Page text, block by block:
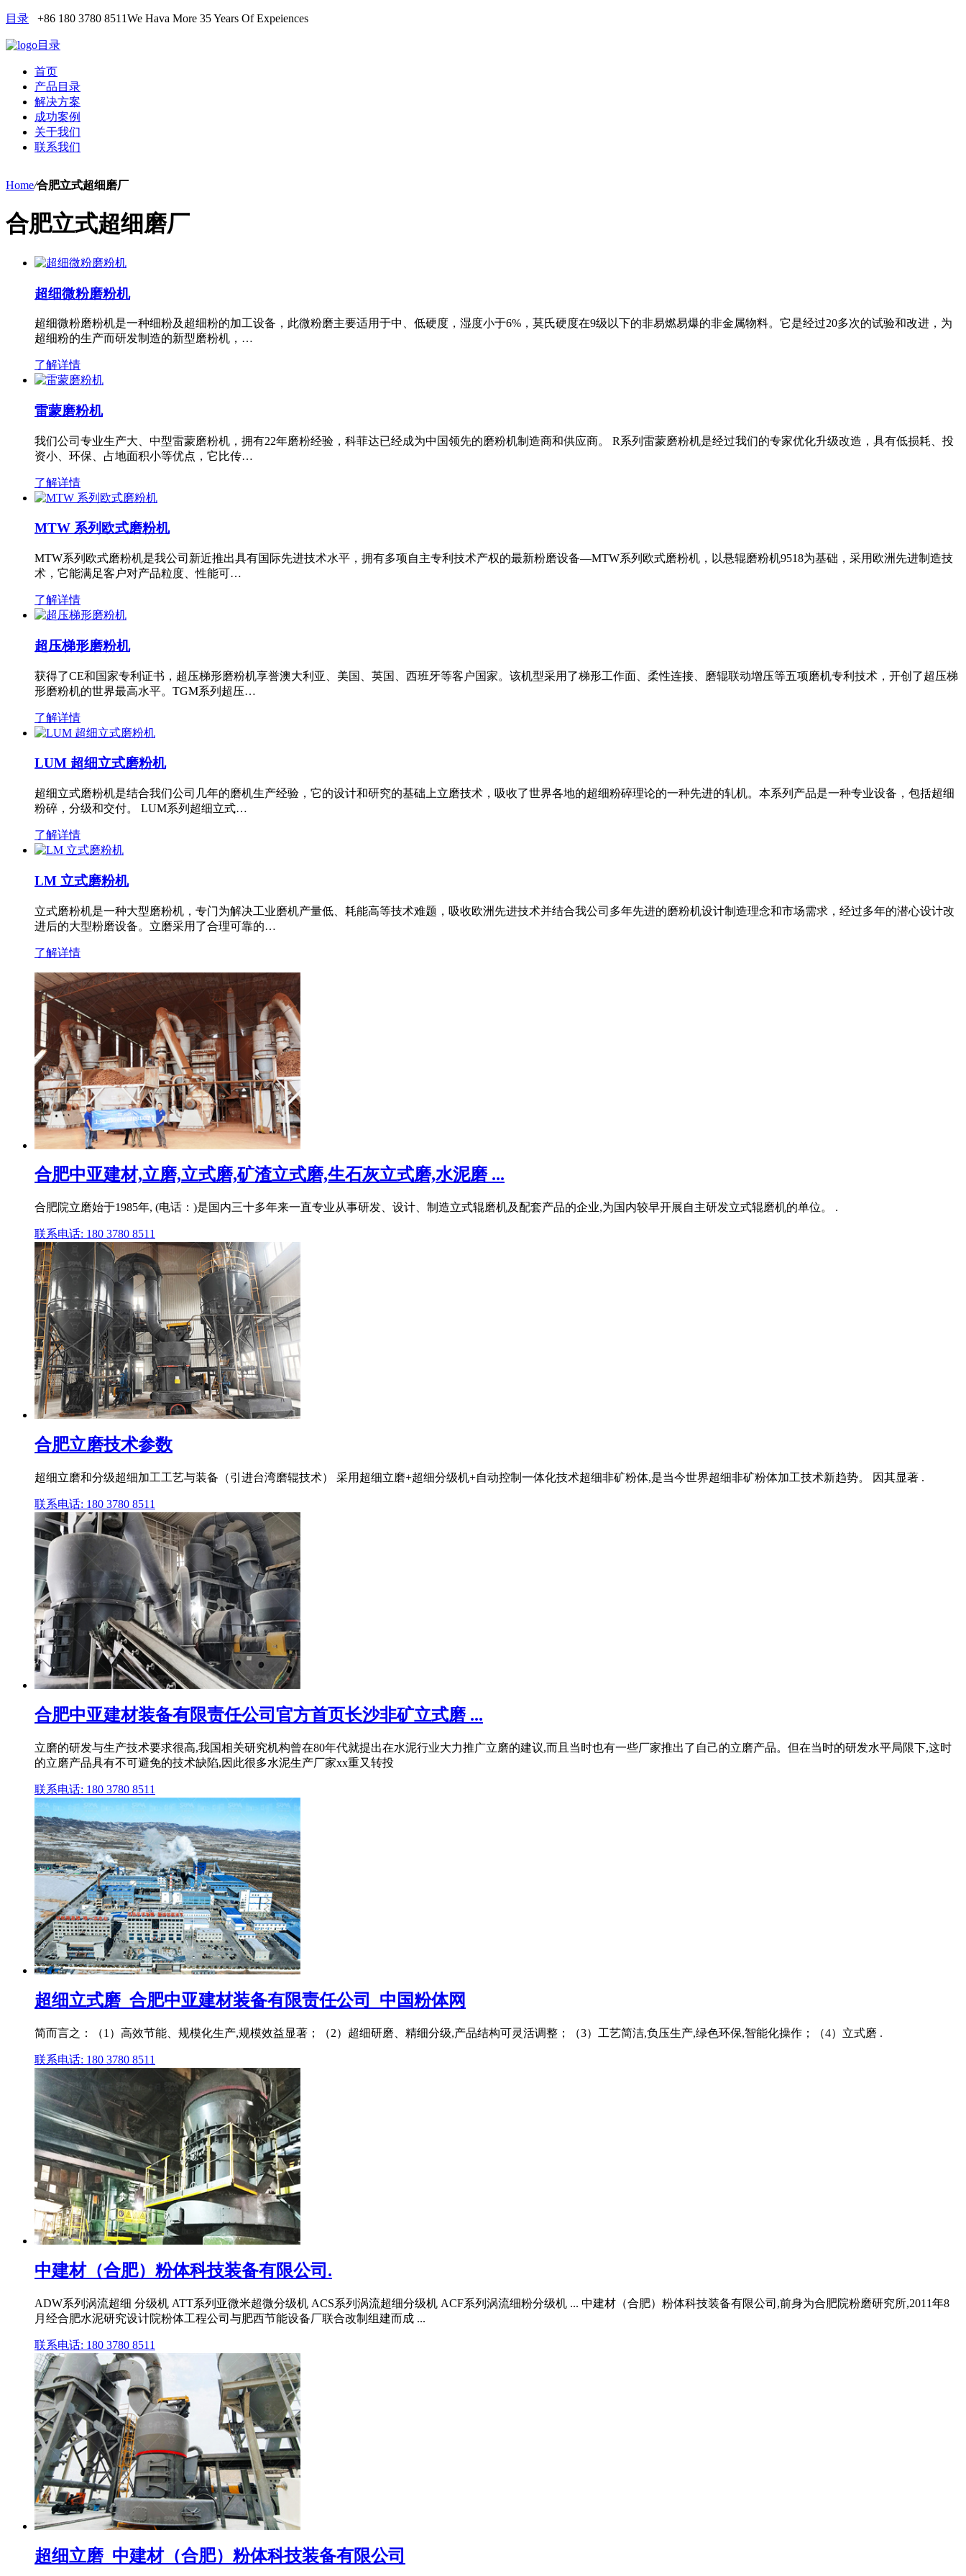
目录 +86 180 3780 8511We Hava More 35 Years Of Expeiences
目录
首页
产品目录
解决方案
成功案例
关于我们
联系我们
Home/合肥立式超细磨厂
合肥立式超细磨厂
超细微粉磨粉机
超细微粉磨粉机是一种细粉及超细粉的加工设备，此微粉磨主要适用于中、低硬度，湿度小于6%，莫氏硬度在9级以下的非易燃易爆的非金属物料。它是经过20多次的试验和改进，为
超细粉的生产而研发制造的新型磨粉机，…
了解详情
雷蒙磨粉机
我们公司专业生产大、中型雷蒙磨粉机，拥有22年磨粉经验，科菲达已经成为中国领先的磨粉机制造商和供应商。 R系列雷蒙磨粉机是经过我们的专家优化升级改造，具有低损耗、投
资小、环保、占地面积小等优点，它比传…
了解详情
MTW 系列欧式磨粉机
MTW系列欧式磨粉机是我公司新近推出具有国际先进技术水平，拥有多项自主专利技术产权的最新粉磨设备—MTW系列欧式磨粉机，以悬辊磨粉机9518为基础，采用欧洲先进制造技
术，它能满足客户对产品粒度、性能可…
了解详情
超压梯形磨粉机
获得了CE和国家专利证书，超压梯形磨粉机享誉澳大利亚、美国、英国、西班牙等客户国家。该机型采用了梯形工作面、柔性连接、磨辊联动增压等五项磨机专利技术，开创了超压梯
形磨粉机的世界最高水平。TGM系列超压…
了解详情
LUM 超细立式磨粉机
超细立式磨粉机是结合我们公司几年的磨机生产经验，它的设计和研究的基础上立磨技术，吸收了世界各地的超细粉碎理论的一种先进的轧机。本系列产品是一种专业设备，包括超细
粉碎，分级和交付。 LUM系列超细立式…
了解详情
LM 立式磨粉机
立式磨粉机是一种大型磨粉机，专门为解决工业磨机产量低、耗能高等技术难题，吸收欧洲先进技术并结合我公司多年先进的磨粉机设计制造理念和市场需求，经过多年的潜心设计改
进后的大型粉磨设备。立磨采用了合理可靠的…
了解详情
合肥中亚建材,立磨,立式磨,矿渣立式磨,生石灰立式磨,水泥磨 ...
合肥院立磨始于1985年, (电话：)是国内三十多年来一直专业从事研发、设计、制造立式辊磨机及配套产品的企业,为国内较早开展自主研发立式辊磨机的单位。 .
联系电话: 180 3780 8511
合肥立磨技术参数
超细立磨和分级超细加工工艺与装备（引进台湾磨辊技术） 采用超细立磨+超细分级机+自动控制一体化技术超细非矿粉体,是当今世界超细非矿粉体加工技术新趋势。 因其显著 .
联系电话: 180 3780 8511
合肥中亚建材装备有限责任公司官方首页长沙非矿立式磨 ...
立磨的研发与生产技术要求很高,我国相关研究机构曾在80年代就提出在水泥行业大力推广立磨的建议,而且当时也有一些厂家推出了自己的立磨产品。但在当时的研发水平局限下,这时
的立磨产品具有不可避免的技术缺陷,因此很多水泥生产厂家xx重又转投
联系电话: 180 3780 8511
超细立式磨_合肥中亚建材装备有限责任公司_中国粉体网
简而言之：（1）高效节能、规模化生产,规模效益显著；（2）超细研磨、精细分级,产品结构可灵活调整；（3）工艺简洁,负压生产,绿色环保,智能化操作；（4）立式磨 .
联系电话: 180 3780 8511
中建材（合肥）粉体科技装备有限公司.
ADW系列涡流超细 分级机 ATT系列亚微米超微分级机 ACS系列涡流超细分级机 ACF系列涡流细粉分级机 ... 中建材（合肥）粉体科技装备有限公司,前身为合肥院粉磨研究所,2011年8
月经合肥水泥研究设计院粉体工程公司与肥西节能设备厂联合改制组建而成 ...
联系电话: 180 3780 8511
超细立磨_中建材（合肥）粉体科技装备有限公司